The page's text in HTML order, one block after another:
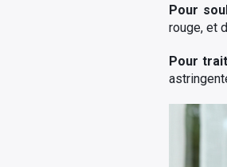
Pour
rouge, et
Pour